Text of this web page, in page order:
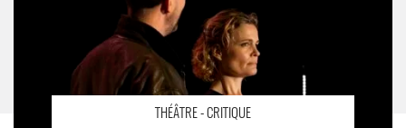
THÉÂTRE - CRITIQUE